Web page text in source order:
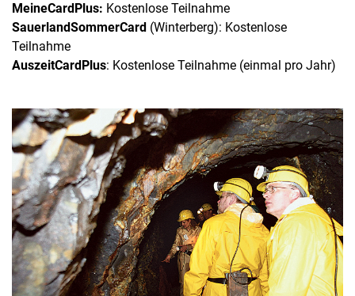
MeineCardPlus: Kostenlose Teilnahme
SauerlandSommerCard (Winterberg): Kostenlose
Teilnahme
AuszeitCardPlus: Kostenlose Teilnahme (einmal pro Jahr)